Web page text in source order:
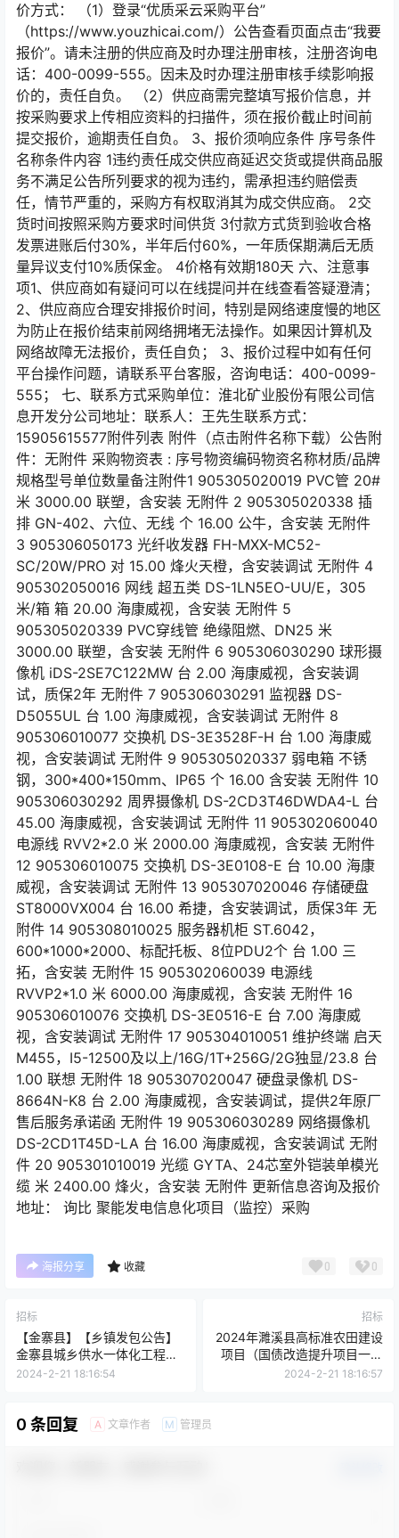
价方式： （1）登录“优质采云采购平台”
（https://www.youzhicai.com/）公告查看页面点击“我要
报价”。请未注册的供应商及时办理注册审核，注册咨询电
话：400-0099-555。因未及时办理注册审核手续影响报
价的，责任自负。 （2）供应商需完整填写报价信息，并
按采购要求上传相应资料的扫描件，须在报价截止时间前
提交报价，逾期责任自负。 3、报价须响应条件 序号条件
名称条件内容 1违约责任成交供应商延迟交货或提供商品服
务不满足公告所列要求的视为违约，需承担违约赔偿责
任，情节严重的，采购方有权取消其为成交供应商。 2交
货时间按照采购方要求时间供货 3付款方式货到验收合格
发票进账后付30%，半年后付60%，一年质保期满后无质
量异议支付10%质保金。 4价格有效期180天 六、注意事
项1、供应商如有疑问可以在线提问并在线查看答疑澄清；
2、供应商应合理安排报价时间，特别是网络速度慢的地区
为防止在报价结束前网络拥堵无法操作。如果因计算机及
网络故障无法报价，责任自负； 3、报价过程中如有任何
平台操作问题，请联系平台客服，咨询电话：400-0099-
555； 七、联系方式采购单位：淮北矿业股份有限公司信
息开发分公司地址：联系人：王先生联系方式：
15905615577附件列表 附件（点击附件名称下载）公告附
件：无附件 采购物资表 : 序号物资编码物资名称材质/品牌
规格型号单位数量备注附件1 905305020019 PVC管 20#
米 3000.00 联塑，含安装 无附件 2 905305020338 插
排 GN-402、六位、无线 个 16.00 公牛，含安装 无附件
3 905306050173 光纤收发器 FH-MXX-MC52-
SC/20W/PRO 对 15.00 烽火天橙，含安装调试 无附件 4
905302050016 网线 超五类 DS-1LN5EO-UU/E，305
米/箱 箱 20.00 海康威视，含安装 无附件 5
905305020339 PVC穿线管 绝缘阻燃、DN25 米
3000.00 联塑，含安装 无附件 6 905306030290 球形摄
像机 iDS-2SE7C122MW 台 2.00 海康威视，含安装调
试，质保2年 无附件 7 905306030291 监视器 DS-
D5055UL 台 1.00 海康威视，含安装调试 无附件 8
905306010077 交换机 DS-3E3528F-H 台 1.00 海康威
视，含安装调试 无附件 9 905305020337 弱电箱 不锈
钢，300*400*150mm、IP65 个 16.00 含安装 无附件 10
905306030292 周界摄像机 DS-2CD3T46DWDA4-L 台
45.00 海康威视，含安装调试 无附件 11 905302060040
电源线 RVV2*2.0 米 2000.00 海康威视，含安装 无附件
12 905306010075 交换机 DS-3E0108-E 台 10.00 海康
威视，含安装调试 无附件 13 905307020046 存储硬盘
ST8000VX004 台 16.00 希捷，含安装调试，质保3年 无
附件 14 905308010025 服务器机柜 ST.6042，
600*1000*2000、标配托板、8位PDU2个 台 1.00 三
拓，含安装 无附件 15 905302060039 电源线
RVVP2*1.0 米 6000.00 海康威视，含安装 无附件 16
905306010076 交换机 DS-3E0516-E 台 7.00 海康威
视，含安装调试 无附件 17 905304010051 维护终端 启天
M455，I5-12500及以上/16G/1T+256G/2G独显/23.8 台
1.00 联想 无附件 18 905307020047 硬盘录像机 DS-
8664N-K8 台 2.00 海康威视，含安装调试，提供2年原厂
售后服务承诺函 无附件 19 905306030289 网络摄像机
DS-2CD1T45D-LA 台 16.00 海康威视，含安装调试 无附
件 20 905301010019 光缆 GYTA、24芯室外铠装单模光
缆 米 2400.00 烽火，含安装 无附件 更新信息咨询及报价
地址： 询比 聚能发电信息化项目（监控）采购
海报分享 收藏 0 0
招标
【金寨县】【乡镇发包公告】
金寨县城乡供水一体化工程可
行性研究报告编制服务采购项
2024-2-21 18:16:54
招标
2024年濉溪县高标准农田建设
项目（国债改造提升项目一标
段：双堆集镇高家村、李圩
2024-2-21 18:16:57
0 条回复 A 文章作者 M 管理员